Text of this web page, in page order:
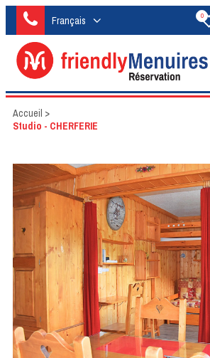
Français 0
Accueil >
Studio - CHERFERIE